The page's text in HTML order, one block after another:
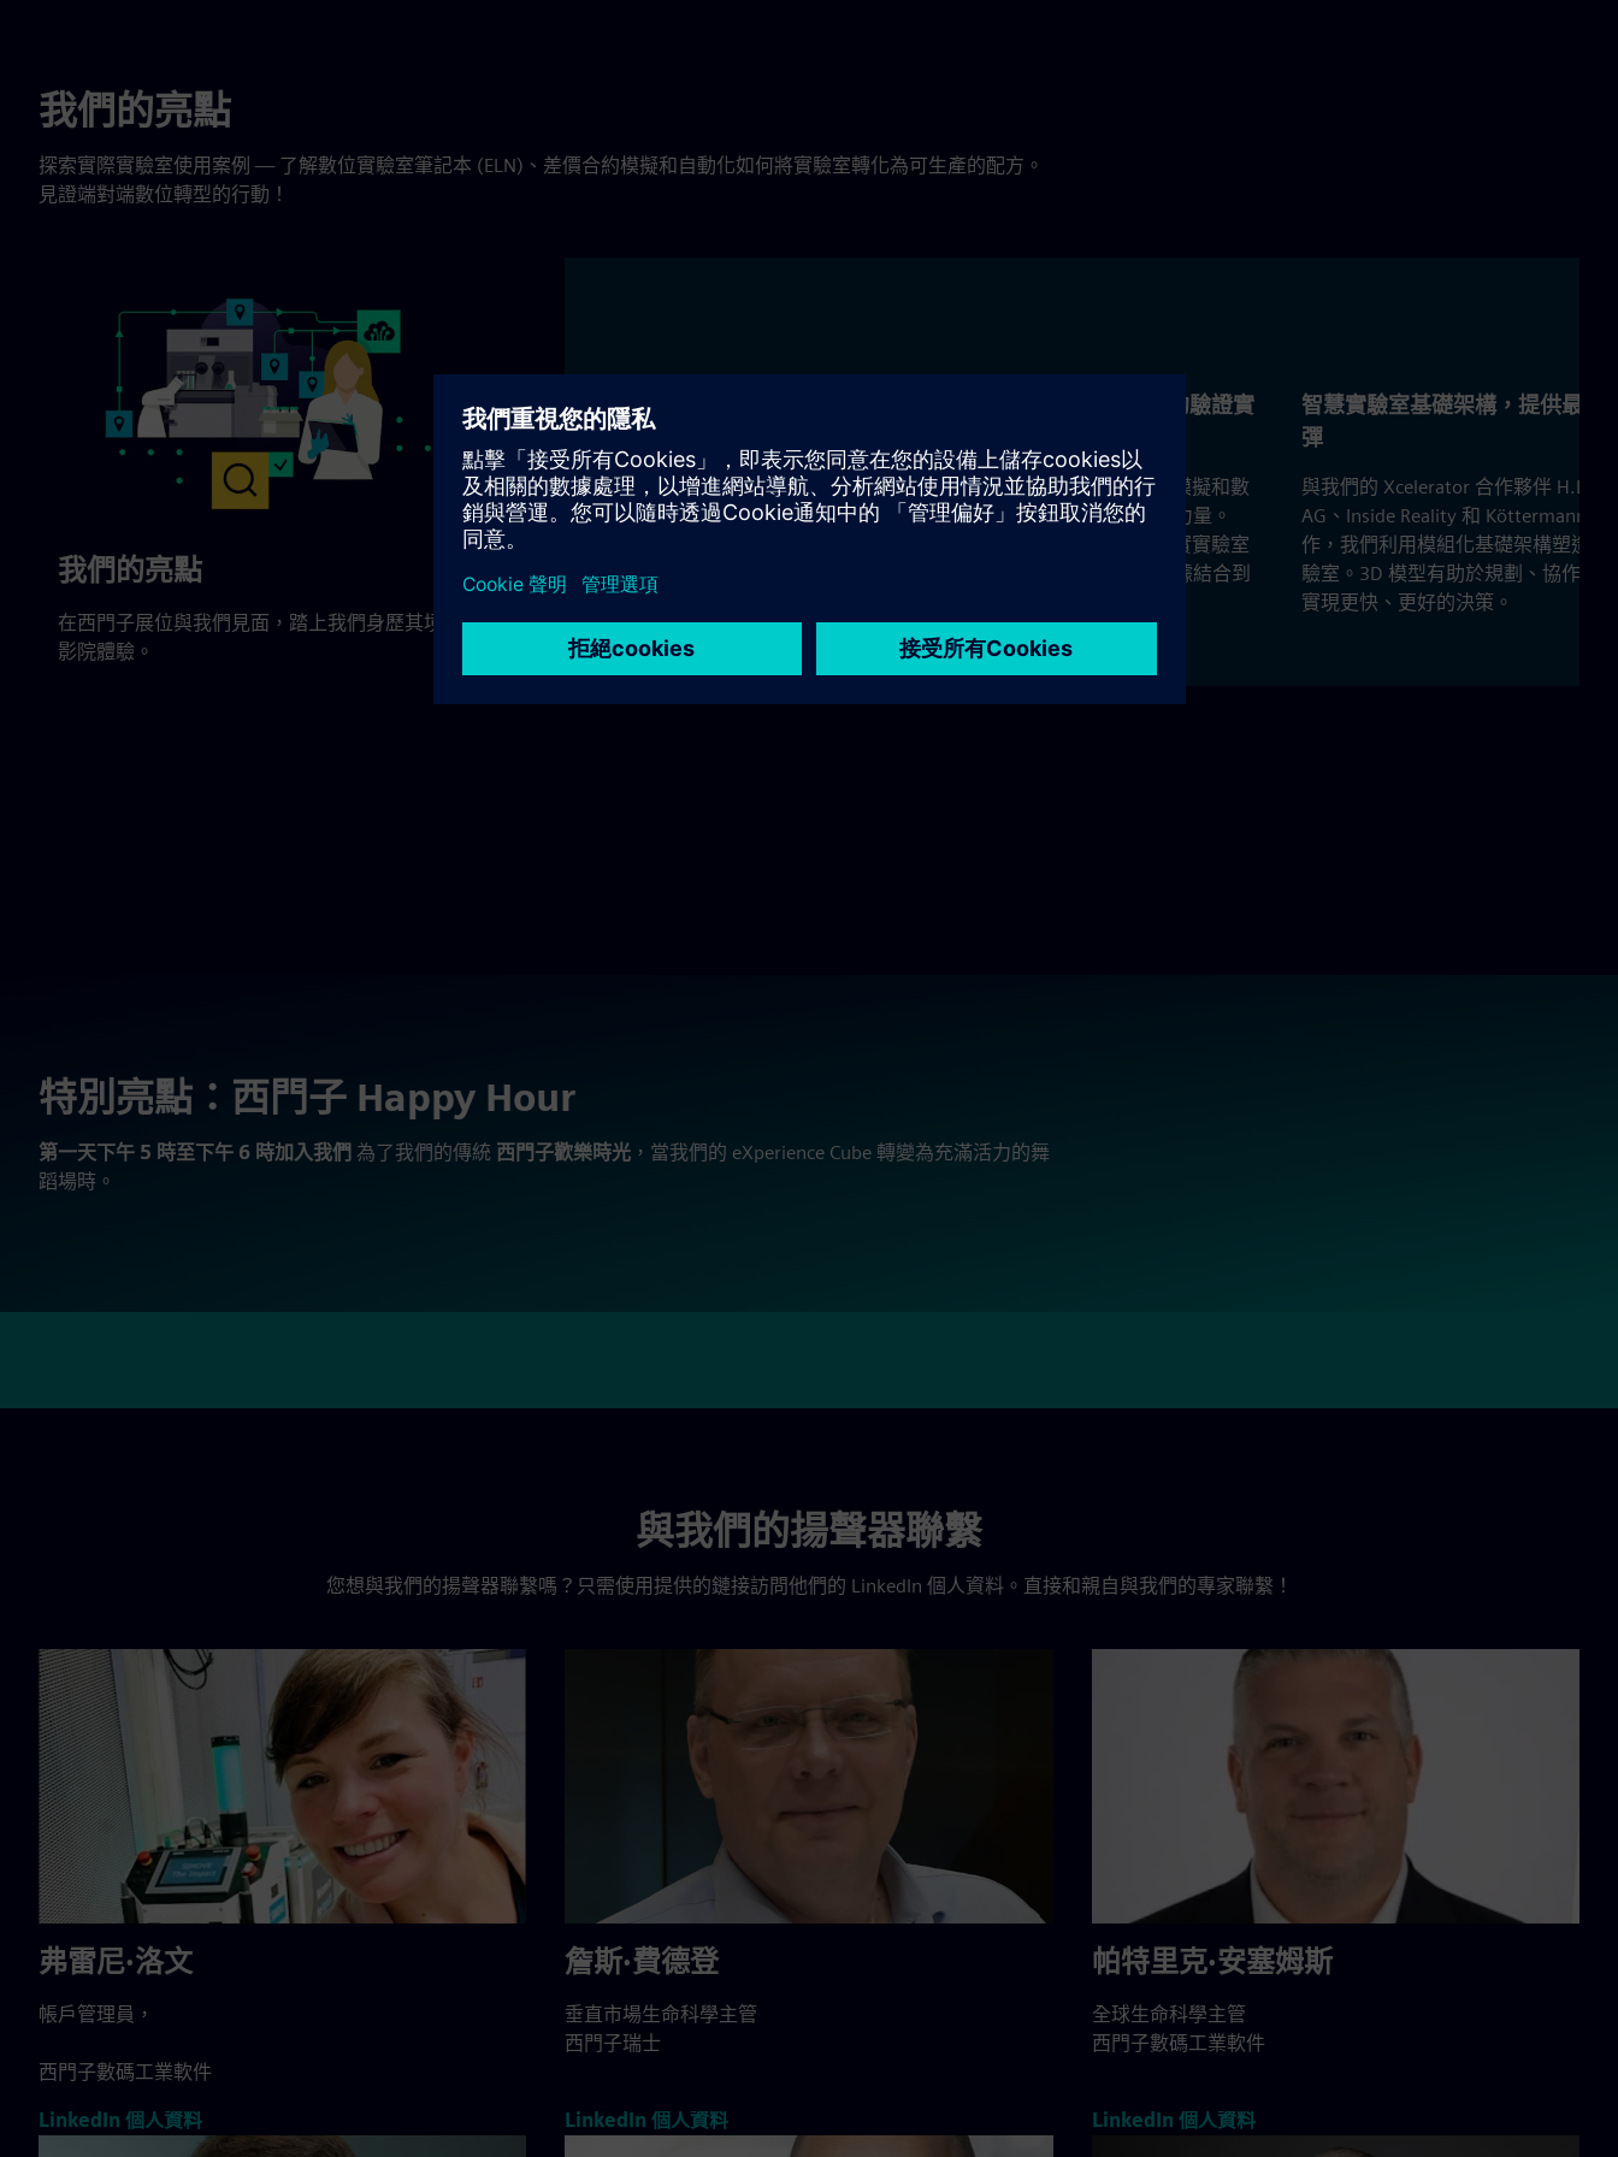
我們的亮點
探索實際實驗室使用案例 — 了解數位實驗室筆記本 (ELN)、差價合約模擬和自動化如何將實驗室轉化為可生產的配方。
見證端對端數位轉型的行動！
我們的亮點
在西門子展位與我們見面，踏上我們身歷其境的 270°
影院體驗。
互聯實驗室：一個數位數據平
台。零倉庫。
透過一個連線的資料平台加速實驗室
週期：來自所有儀器的自動即時流程
延遲。更快的實驗，更快的決策。
項目 PEARL：經差價合約驗證實
PEARL 項目展示了差價合約模擬和數
字雙胞胎在真實實驗室中的力量。
PEARL 作為第一個獨立的真實實驗室
通風研究，將模擬和測量數據結合到
智慧實驗室基礎架構，提供最大
彈
與我們的 Xcelerator 合作夥伴 H.Lüdi
AG、Inside Reality 和 Köttermann 合
作，我們利用模組化基礎架構塑造實
驗室。3D 模型有助於規劃、協作，
實現更快、更好的決策。
特別亮點：西門子 Happy Hour
第一天下午 5 時至下午 6 時加入我們 為了我們的傳統 西門子歡樂時光 ，當我們的 eXperience Cube 轉變為充滿活力的舞
蹈場時。
與我們的揚聲器聯繫
您想與我們的揚聲器聯繫嗎？只需使用提供的鏈接訪問他們的 LinkedIn 個人資料。直接和親自與我們的專家聯繫！
弗雷尼·洛文
帳戶管理員，
西門子數碼工業軟件
LinkedIn 個人資料
詹斯·費德登
垂直市場生命科學主管
西門子瑞士
LinkedIn 個人資料
帕特里克·安塞姆斯
全球生命科學主管
西門子數碼工業軟件
LinkedIn 個人資料